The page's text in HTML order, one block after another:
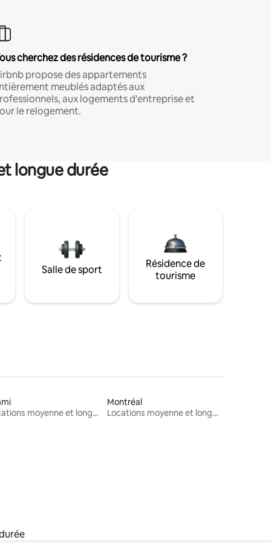
cherchez des résidences de tourisme ?
propose des appartements
meublés adaptés aux
aux logements d'entreprise et
le relogement.
longue durée
Salle de sport
Résidence de
tourisme
Locations moyenne et longue durée
Montréal
Locations moyenne et longue durée